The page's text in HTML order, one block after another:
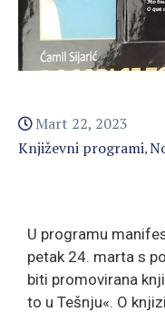
Mart 22, 2023
Književni programi‚
U programu
petak 24. marta s
biti promovirana
to u Tešnju«. O